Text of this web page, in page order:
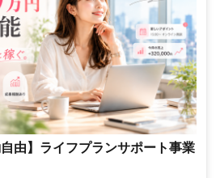
自由】ライフプランサポート事業